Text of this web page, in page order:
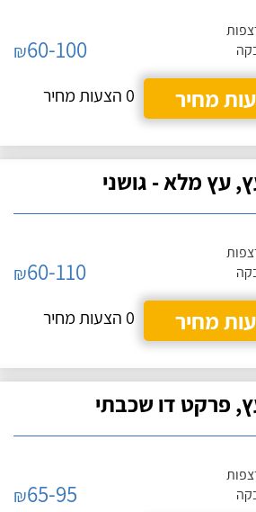
₪60-100
מחיר
0 הצעות מחיר
עץ מלא - גושני
₪60-110
מחיר
0 הצעות מחיר
פרקט דו שכבתי
₪65-95